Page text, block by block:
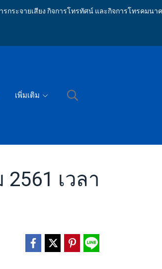
กระจายเสียง กิจการโทรทัศน์ และกิจการโทรคมนา
เพิ่มเติม
เวลา